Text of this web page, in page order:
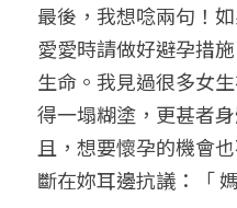
最後，我想唸兩句！
愛愛時請做好避孕措
生命。我見過很多女
得一塌糊塗，更甚者
且，想要懷孕的機會
斷在妳耳邊抗議：「